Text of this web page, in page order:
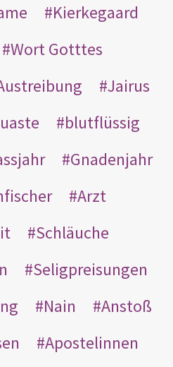
Kierkegaard
Wort Gotttes
Jairus
blutflüssig
Gnadenjahr
Arzt
Schläuche
Seligpreisungen
Nain
Anstoß
Apostelinnen